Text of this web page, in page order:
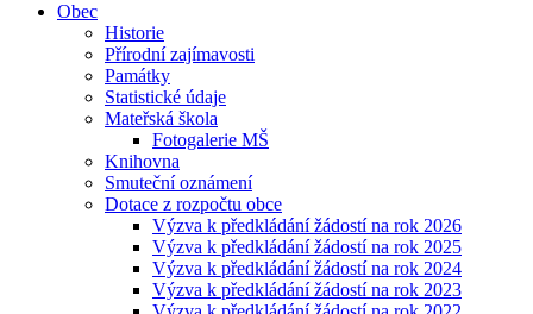
Obec
Historie
Přírodní zajímavosti
Památky
Statistické údaje
Mateřská škola
Fotogalerie MŠ
Knihovna
Smuteční oznámení
Dotace z rozpočtu obce
Výzva k předkládání žádostí na rok 2026
Výzva k předkládání žádostí na rok 2025
Výzva k předkládání žádostí na rok 2024
Výzva k předkládání žádostí na rok 2023